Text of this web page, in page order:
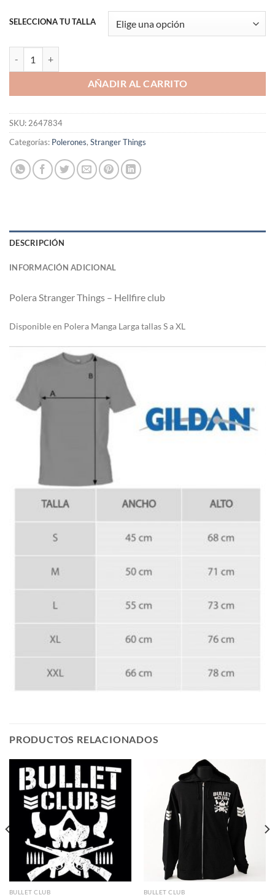
SELECCIONA TU TALLA
AÑADIR AL CARRITO
SKU:2647834
Categorías: Polerones, Stranger Things
DESCRIPCIÓN
INFORMACIÓN ADICIONAL
Polera Stranger Things – Hellfire club
Disponible en Polera Manga Larga tallas S a XL
PRODUCTOS RELACIONADOS
BULLET CLUB BULLET CLUB